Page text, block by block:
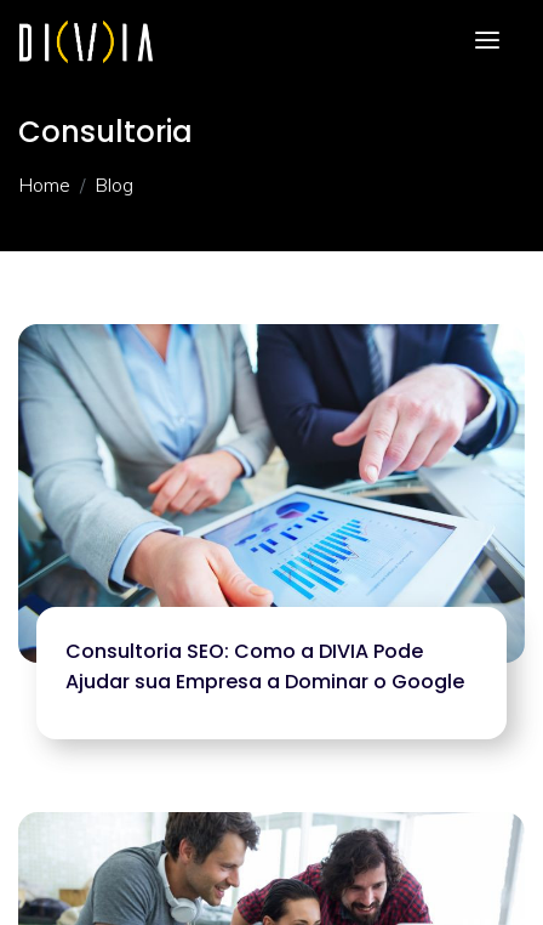
Consultoria
Home Blog
Consultoria SEO: Como a DIVIA Pode
Ajudar sua Empresa a Dominar o Google